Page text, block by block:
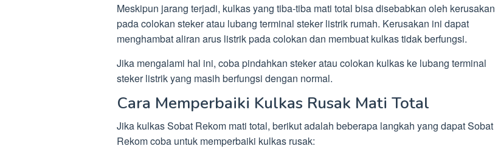
Meskipun jarang terjadi, kulkas yang tiba-tiba mati total bisa disebabkan oleh kerusakan
pada colokan steker atau lubang terminal steker listrik rumah. Kerusakan ini dapat
menghambat aliran arus listrik pada colokan dan membuat kulkas tidak berfungsi.
Jika mengalami hal ini, coba pindahkan steker atau colokan kulkas ke lubang terminal
steker listrik yang masih berfungsi dengan normal.
Cara Memperbaiki Kulkas Rusak Mati Total
Jika kulkas Sobat Rekom mati total, berikut adalah beberapa langkah yang dapat Sobat
Rekom coba untuk memperbaiki kulkas rusak: